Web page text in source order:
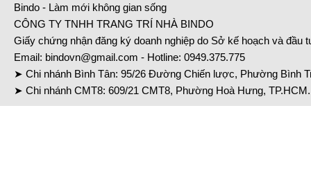
Bindo - Làm mới không gian sống
CÔNG TY TNHH TRANG TRÍ NHÀ BINDO
Giấy chứng nhận đăng ký doanh nghiệp do Sở kế hoạch và đầu
Email: bindovn@gmail.com - Hotline: 0949.375.775
➤ Chi nhánh Bình Tân: 95/26 Đường Chiến lược, Phường Bình
➤ Chi nhánh CMT8: 609/21 CMT8, Phường Hoà Hưng,